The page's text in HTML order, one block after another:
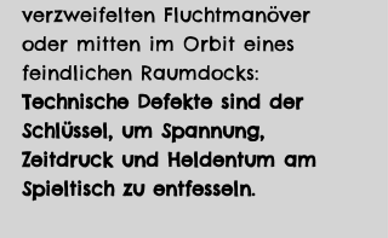
verzweifelten Fluchtmanöver
oder mitten im Orbit eines
feindlichen Raumdocks:
Technische Defekte sind der
Schlüssel, um Spannung,
Zeitdruck und Heldentum am
Spieltisch zu entfesseln.